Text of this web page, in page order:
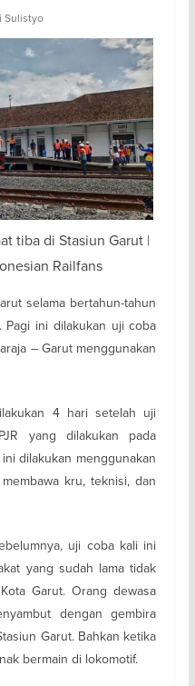
Sulistyo
tiba di Stasiun Garut |
Railfans
selama bertahun-tahun
Pagi ini dilakukan uji coba
– Garut menggunakan
4 hari setelah uji
yang dilakukan pada
dilakukan menggunakan
kru, teknisi, dan
uji coba kali ini
yang sudah lama tidak
Garut. Orang dewasa
dengan gembira
Garut. Bahkan ketika
bermain di lokomotif.